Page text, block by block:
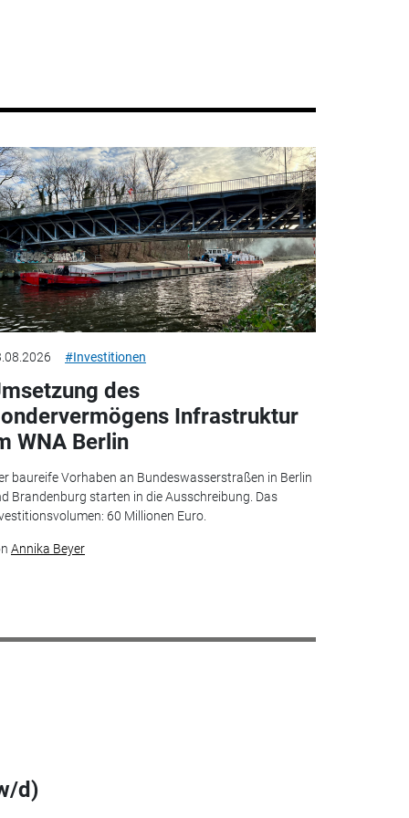
#Investitionen
des
Infrastruktur
WNA Berlin
baureife Vorhaben an Bundeswasserstraßen in Berlin
Brandenburg starten in die Ausschreibung. Das
60 Millionen Euro.
Annika Beyer
d)